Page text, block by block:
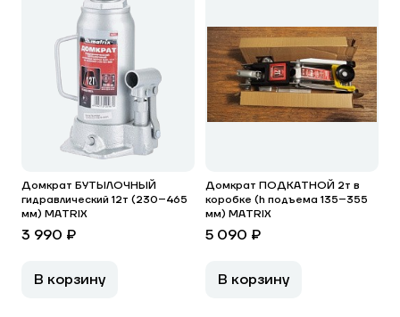
Домкрат БУТЫЛОЧНЫЙ
гидравлический 12т (230–465
мм) MATRIX
3 990 ₽
В корзину
Домкрат ПОДКАТНОЙ 2т в
коробке (h подъема 135–355
мм) MATRIX
5 090 ₽
В корзину